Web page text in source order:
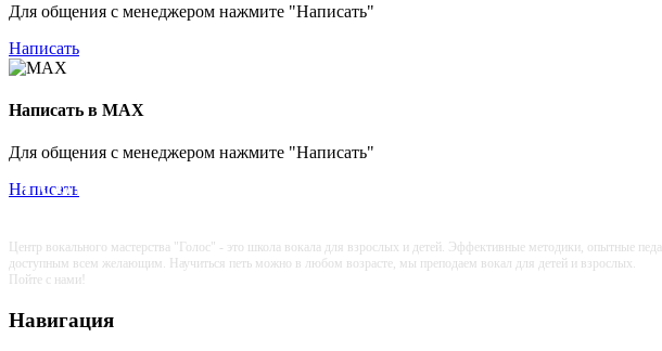
Для общения с менеджером нажмите "Написать"
Написать
Написать в MAX
Для общения с менеджером нажмите "Написать"
Написать
"ГОЛОС"
Центр вокального мастерства "Голос" - это школа вокала для взрослых и детей. Эффективные методики, опытные
доступным всем желающим. Научиться петь можно в любом возрасте, мы преподаем вокал для детей и взрослых.
Пойте с нами!
Навигация